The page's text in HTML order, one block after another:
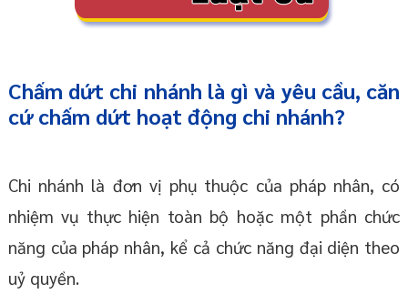
Chấm dứt chi nhánh là gì và yêu cầu, căn
cứ chấm dứt hoạt động chi nhánh?
Chi nhánh là đơn vị phụ thuộc của pháp nhân, có
nhiệm vụ thực hiện toàn bộ hoặc một phần chức
năng của pháp nhân, kể cả chức năng đại diện theo
uỷ quyền.